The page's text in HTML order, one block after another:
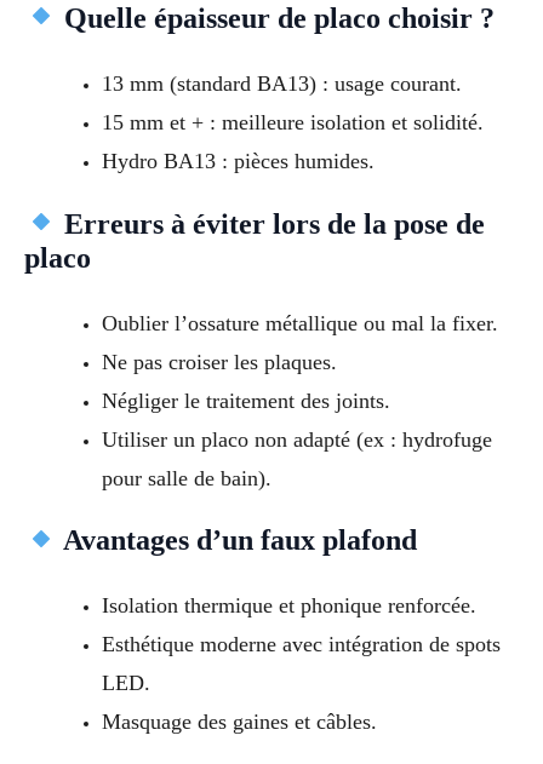
Quelle épaisseur de placo choisir ?
13 mm (standard BA13) : usage courant.
15 mm et + : meilleure isolation et solidité.
Hydro BA13 : pièces humides.
Erreurs à éviter lors de la pose de
placo
Oublier l’ossature métallique ou mal la fixer.
Ne pas croiser les plaques.
Négliger le traitement des joints.
Utiliser un placo non adapté (ex : hydrofuge
pour salle de bain).
Avantages d’un faux plafond
Isolation thermique et phonique renforcée.
Esthétique moderne avec intégration de spots
LED.
Masquage des gaines et câbles.